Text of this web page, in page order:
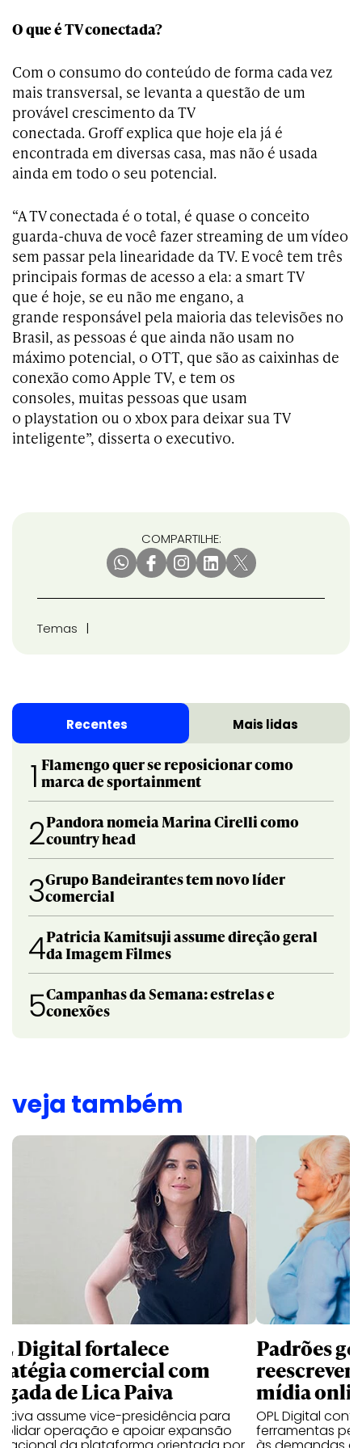
O que é TV conectada?
Com o consumo do conteúdo de forma cada vez
mais transversal, se levanta a questão de um
provável crescimento da TV
conectada. Groff explica que hoje ela já é
encontrada em diversas casa, mas não é usada
ainda em todo o seu potencial.
“A TV conectada é o total, é quase o conceito
guarda-chuva de você fazer streaming de um vídeo
sem passar pela linearidade da TV. E você tem três
principais formas de acesso a ela: a smart TV
que é hoje, se eu não me engano, a
grande responsável pela maioria das televisões no
Brasil, as pessoas é que ainda não usam no
máximo potencial, o OTT, que são as caixinhas de
conexão como Apple TV, e tem os
consoles, muitas pessoas que usam
o playstation ou o xbox para deixar sua TV
inteligente”, disserta o executivo.
COMPARTILHE:
Temas
Recentes Mais lidas
1 Flamengo quer se reposicionar como
marca de sportainment
2Pandora nomeia Marina Cirelli como
country head
3Grupo Bandeirantes tem novo líder
comercial
4Patricia Kamitsuji assume direção geral
da Imagem Filmes
5Campanhas da Semana: estrelas e
conexões
veja também
Digital fortalece
comercial com
de Lica Paiva
assume vice-presidência para
operação e apoiar expansão
Padrões
mídia
OPL Digital
ferramentas